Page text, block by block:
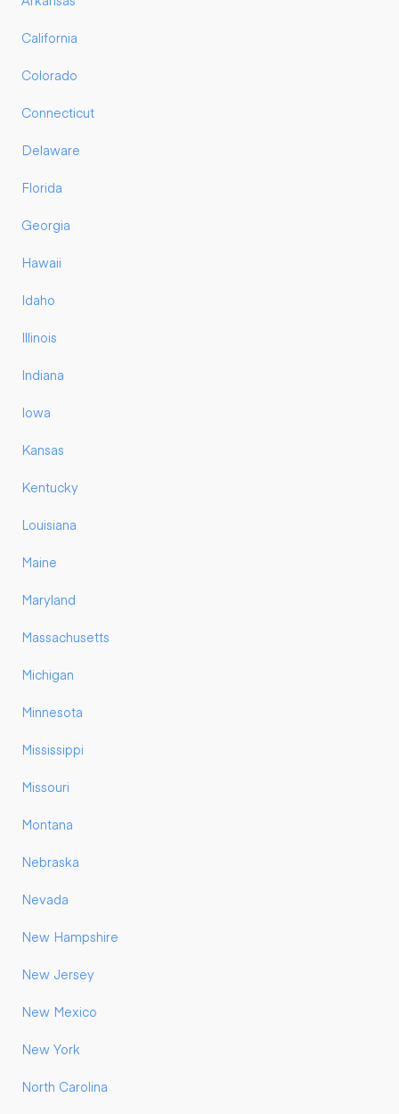
California
Colorado
Connecticut
Delaware
Florida
Georgia
Hawaii
Idaho
Illinois
Indiana
Iowa
Kansas
Kentucky
Louisiana
Maine
Maryland
Massachusetts
Michigan
Minnesota
Mississippi
Missouri
Montana
Nebraska
Nevada
New Hampshire
New Jersey
New Mexico
New York
North Carolina